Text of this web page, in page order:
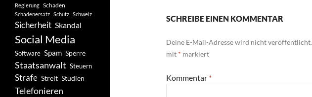
SCHREIBE EINEN KOMMENTAR
Deine E-Mail-Adresse wird nicht veröffentlicht.
mit * markiert
Kommentar *
Regierung Schaden
Schadenersatz Schutz Schweiz
Sicherheit Skandal
Social Media
Software Spam Sperre
Staatsanwalt Steuern
Strafe Streit Studien
Telefonieren